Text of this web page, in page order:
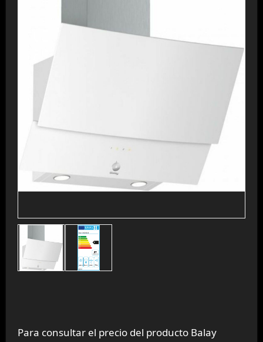
Para consultar el precio del producto Balay